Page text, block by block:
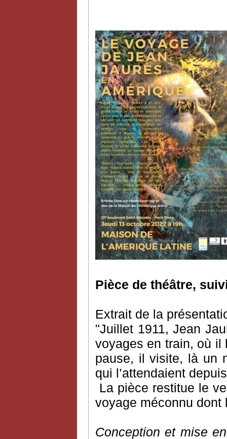
Pièce de théâtre,
Extrait de la
"Juillet 1911, Jean
voyages en train, où il
pause, il visite, là un
qui l’attendaient
La pièce restitue le
voyage méconnu dont
Conception et mise